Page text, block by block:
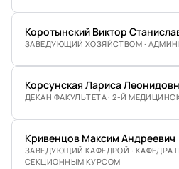
Коротынский Виктор
ЗАВЕДУЮЩИЙ ХОЗЯЙСТВОМ ·
Корсунская Лариса
ДЕКАН ФАКУЛЬТЕТА · 2-Й
Кривенцов Максим Андреевич
ЗАВЕДУЮЩИЙ КАФЕДРОЙ ·
СЕКЦИОННЫМ КУРСОМ